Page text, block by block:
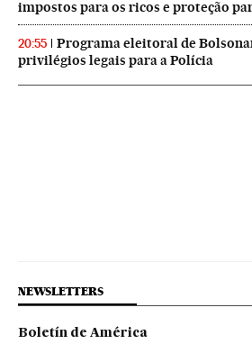
impostos para os ricos e proteção
20:55
Programa eleitoral de
privilégios legais para a Polícia
NEWSLETTERS
Boletín de América